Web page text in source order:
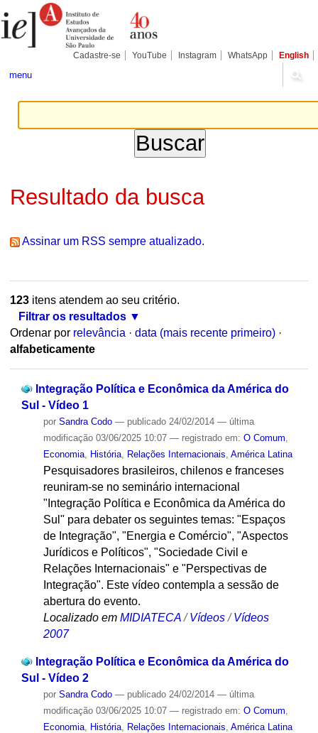
para
conteúdo.
Pessoais
Cadastre-se YouTube Instagram WhatsApp English
menu
Resultado da busca
Assinar um RSS sempre atualizado.
123itens atendem ao seu critério.
Filtrar os resultados
Ordenar por relevância · data (mais recente primeiro) ·
alfabeticamente
Integração Política e Econômica da América do
Sul - Vídeo 1
por Sandra Codo — publicado24/02/2014 — última
modificação03/06/2025 10:07 — registrado em: O Comum
Economia, História, Relações Internacionais América Latina
Pesquisadores brasileiros, chilenos e franceses
reuniram-se no seminário internacional
"Integração Política e Econômica da América do
Sul" para debater os seguintes temas: "Espaços
de Integração", "Energia e Comércio", "Aspectos
Jurídicos e Políticos", "Sociedade Civil e
Relações Internacionais" e "Perspectivas de
Integração". Este vídeo contempla a sessão de
abertura do evento.
Localizado em MIDIATECA /Vídeos /Vídeos
2007
Integração Política e Econômica da América do
Sul - Vídeo 2
por Sandra Codo — publicado24/02/2014 — última
modificação03/06/2025 10:07 — registrado em: O Comum
Economia, História, Relações Internacionais América Latina